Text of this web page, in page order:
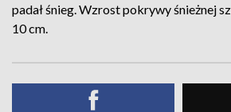
padał śnieg. Wzrost pokrywy śnieżnej
10 cm.